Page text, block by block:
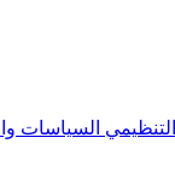
السياسات